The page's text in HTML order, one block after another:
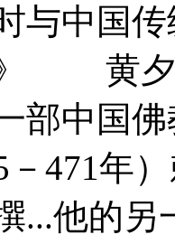
时与中
黄
部中国
－471年
...他的